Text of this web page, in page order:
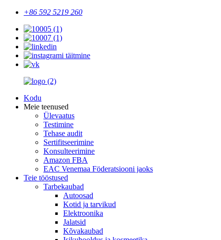
+86 592 5219 260
Kodu
Meie teenused
Ülevaatus
Testimine
Tehase audit
Sertifitseerimine
Konsulteerimine
Amazon FBA
EAC Venemaa Föderatsiooni jaoks
Teie tööstused
Tarbekaubad
Autoosad
Kotid ja tarvikud
Elektroonika
Jalatsid
Kõvakaubad